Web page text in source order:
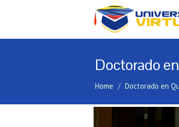
Doctorado
Home Doctorado en